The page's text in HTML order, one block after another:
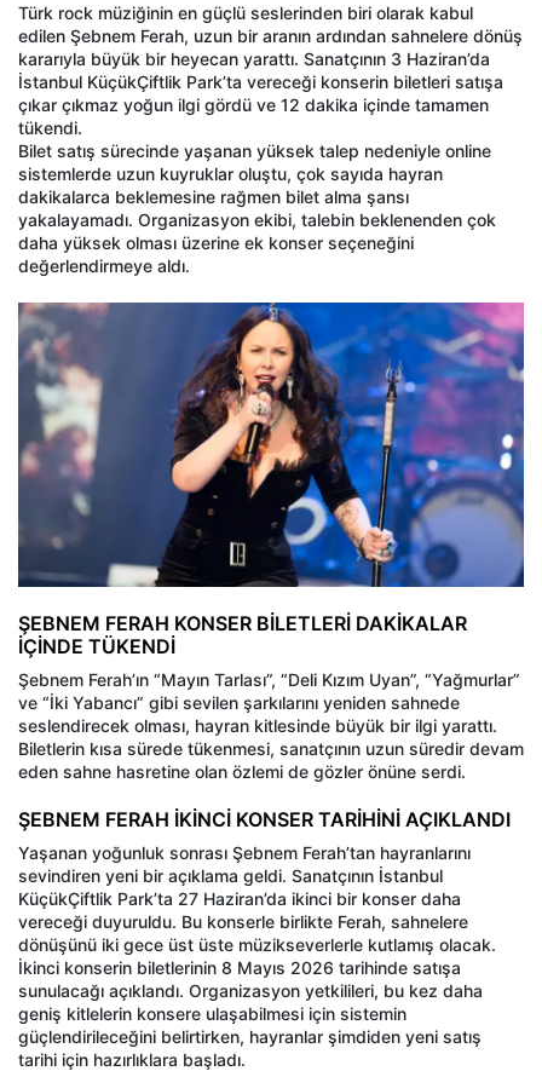
Türk rock müziğinin en güçlü seslerinden biri olarak kabul
edilen Şebnem Ferah, uzun bir aranın ardından sahnelere dönüş
kararıyla büyük bir heyecan yarattı. Sanatçının 3 Haziran’da
İstanbul KüçükÇiftlik Park’ta vereceği konserin biletleri satışa
çıkar çıkmaz yoğun ilgi gördü ve 12 dakika içinde tamamen
tükendi.
Bilet satış sürecinde yaşanan yüksek talep nedeniyle online
sistemlerde uzun kuyruklar oluştu, çok sayıda hayran
dakikalarca beklemesine rağmen bilet alma şansı
yakalayamadı. Organizasyon ekibi, talebin beklenenden çok
daha yüksek olması üzerine ek konser seçeneğini
değerlendirmeye aldı.
ŞEBNEM FERAH KONSER BİLETLERİ DAKİKALAR
İÇİNDE TÜKENDİ
Şebnem Ferah’ın “Mayın Tarlası”, “Deli Kızım Uyan”, “Yağmurlar”
ve “İki Yabancı” gibi sevilen şarkılarını yeniden sahnede
seslendirecek olması, hayran kitlesinde büyük bir ilgi yarattı.
Biletlerin kısa sürede tükenmesi, sanatçının uzun süredir devam
eden sahne hasretine olan özlemi de gözler önüne serdi.
ŞEBNEM FERAH İKİNCİ KONSER TARİHİNİ AÇIKLANDI
Yaşanan yoğunluk sonrası Şebnem Ferah’tan hayranlarını
sevindiren yeni bir açıklama geldi. Sanatçının İstanbul
KüçükÇiftlik Park’ta 27 Haziran’da ikinci bir konser daha
vereceği duyuruldu. Bu konserle birlikte Ferah, sahnelere
dönüşünü iki gece üst üste müzikseverlerle kutlamış olacak.
İkinci konserin biletlerinin 8 Mayıs 2026 tarihinde satışa
sunulacağı açıklandı. Organizasyon yetkilileri, bu kez daha
geniş kitlelerin konsere ulaşabilmesi için sistemin
güçlendirileceğini belirtirken, hayranlar şimdiden yeni satış
tarihi için hazırlıklara başladı.